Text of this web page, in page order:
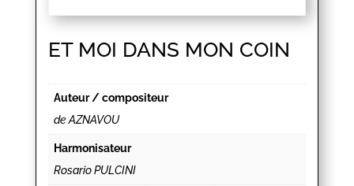
ET MOI DANS MON COIN
Auteur / compositeur
de AZNAVOU
Harmonisateur
Rosario PULCINI